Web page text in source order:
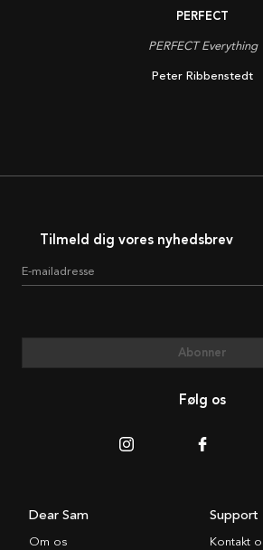
PERFECT
PERFECT Everything
Peter Ribbenstedt
Tilmeld dig vores nyhedsbrev
E-mailadresse
Abonner
Følg os
Dear Sam
Om os
Support
Kontakt